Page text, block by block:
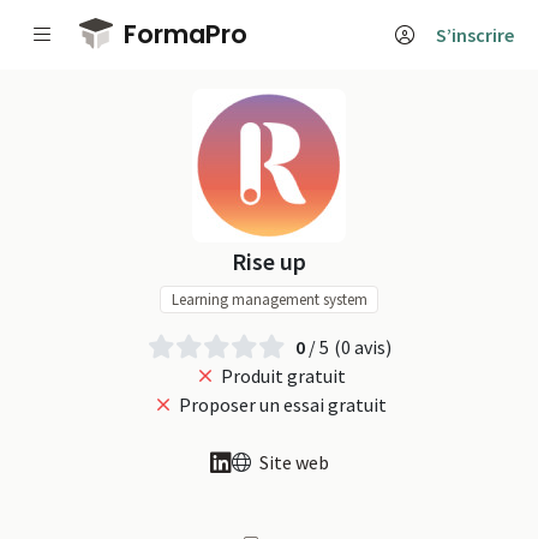
Passer au contenu principal
FormaPro S’inscrire
Rise up sur
Rise up
Learning management system
0/ 5 (0 avis)
Produit gratuit
Proposer un essai gratuit
Site web